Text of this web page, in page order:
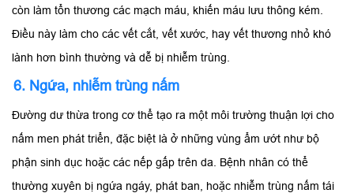
còn làm tổn thương các mạch máu, khiến máu lưu thông kém.
Điều này làm cho các vết cắt, vết xước, hay vết thương nhỏ khó
lành hơn bình thường và dễ bị nhiễm trùng.
6. Ngứa, nhiễm trùng nấm
Đường dư thừa trong cơ thể tạo ra một môi trường thuận lợi cho
nấm men phát triển, đặc biệt là ở những vùng ẩm ướt như bộ
phận sinh dục hoặc các nếp gấp trên da. Bệnh nhân có thể
thường xuyên bị ngứa ngáy, phát ban, hoặc nhiễm trùng nấm tái